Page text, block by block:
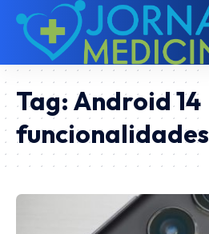
Tag: Android 14
funcionalidades